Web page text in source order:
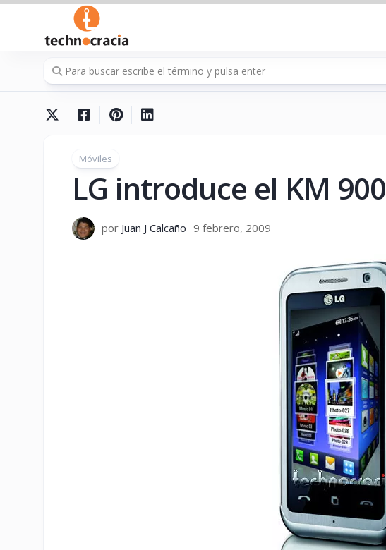
Saltar
contenido
Móviles
LG introduce el KM 900
por Juan J Calcaño 9 febrero, 2009